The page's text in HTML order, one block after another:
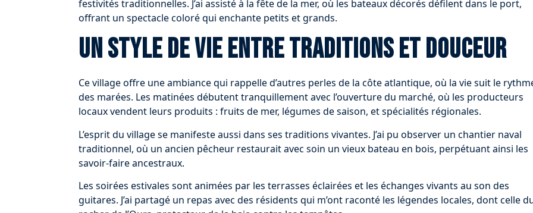
festivités traditionnelles. J’ai assisté à la fête de la mer, où les bateaux décorés défilent dans le port,
offrant un spectacle coloré qui enchante petits et grands.
Un style de vie entre traditions et douceur
Ce village offre une ambiance qui rappelle d’autres perles de la côte atlantique, où la vie suit le
des marées. Les matinées débutent tranquillement avec l’ouverture du marché, où les producteurs
locaux vendent leurs produits : fruits de mer, légumes de saison, et spécialités régionales.
L’esprit du village se manifeste aussi dans ses traditions vivantes. J’ai pu observer un chantier naval
traditionnel, où un ancien pêcheur restaurait avec soin un vieux bateau en bois, perpétuant ainsi les
savoir-faire ancestraux.
Les soirées estivales sont animées par les terrasses éclairées et les échanges vivants au son des
guitares. J’ai partagé un repas avec des résidents qui m’ont raconté les légendes locales, dont celle